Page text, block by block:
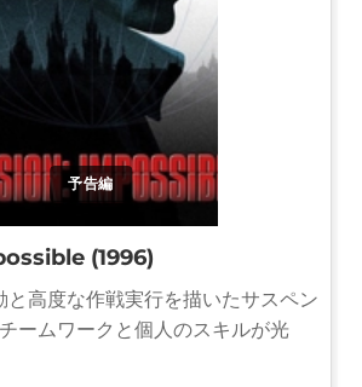
予告編
(1996)
と高度な作戦実行を描いたサスペン
ームワークと個人のスキルが光